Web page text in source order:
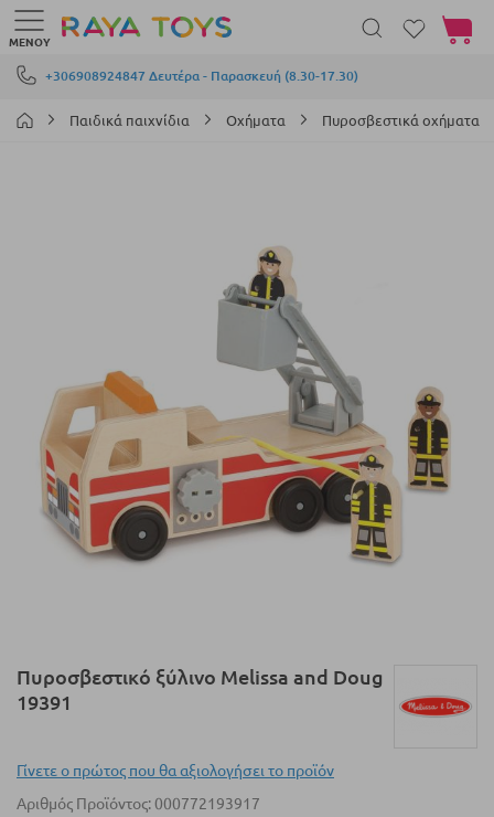
Μετάβαση στο περιεχόμενο
+306908924847 Δευτέρα - Παρασκευή (8.30-17.30)
ΜΕΝΟΎ
Το
Παιδικά παιχνίδια Οχήματα Πυροσβεστικά οχήματα
Μετάβαση
στην
συλλογής
Πυροσβεστικό ξύλινο Melissa and Doug
19391
Γίνετε ο πρώτος που θα αξιολογήσει το προϊόν
Αριθμός Προϊόντος 000772193917